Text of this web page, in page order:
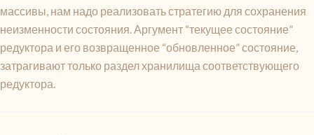
массивы, нам надо реализовать стратегию для сохранения
неизменности состояния. Аргумент “текущее состояние”
редуктора и его возвращенное “обновленное” состояние,
затрагивают только раздел хранилища соответствующего
редуктора.